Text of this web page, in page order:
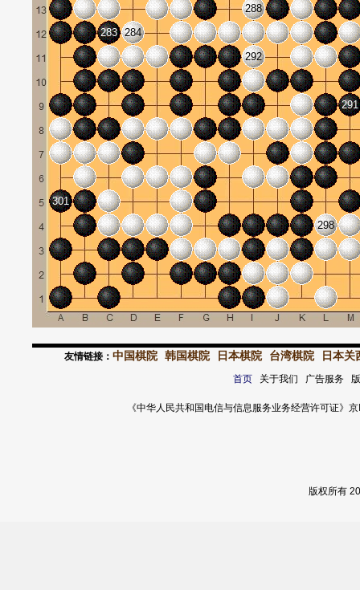
283 284
288
291
292
298
301
友情链接： 中国棋院 韩国棋院 日本棋院 台湾棋院 日本关
首页关于我们 广告服务
《中华人民共和国电信与信息服务业务经营许可证
版权所有